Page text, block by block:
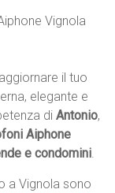
il tuo
elegante e
diAntonio,
Aiphone
e condomini.
a Vignola sono